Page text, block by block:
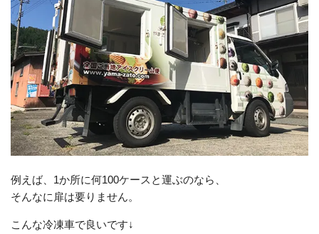
例えば、1か所に何100ケースと運ぶのなら、
そんなに扉は要りません。
こんな冷凍車で良いです↓